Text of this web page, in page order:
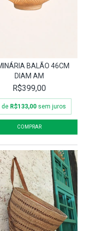
BALÃO 46CM
DIAM AM
R$399,00
de R$133,00 sem juros